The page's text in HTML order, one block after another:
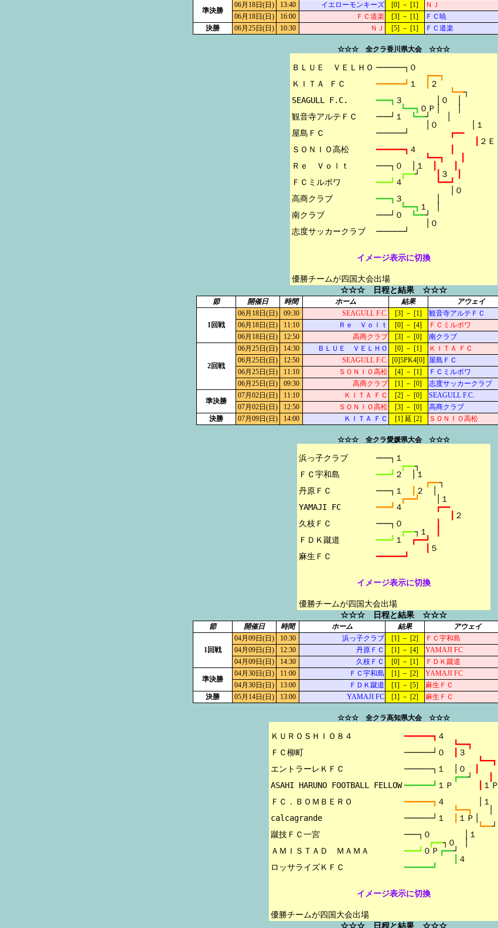
準決勝
06月18日(日) 13:40 イエローモンキーズ [0] － [1] ＮＪ
06月18日(日)
16:00 ＦＣ道楽 [3] － [1] ＦＣ暁
決勝
06月25日(日) 10:30 ＮＪ [5] － [1] ＦＣ道楽
☆☆☆ 全クラ香川県大会 ☆☆☆
ＢＬＵＥ　ＶＥＬＨＯ
ＫＩＴＡ ＦＣ
SEAGULL F.C.
観音寺アルテＦＣ
屋島ＦＣ
ＳＯＮＩＯ高松
Ｒｅ　Ｖｏｌｔ
ＦＣミルポワ
高商クラブ
南クラブ
──────┐０
┏━━┓
━━━━━━┛ １
２
┗━━┐
━━━┓ ３　　　　│０　│
┗━━┓
───┘１
┗━━┘　　│
│０　　　　│１
──────┘
┏━━
２Ｅ
━━━━━━┓ ４
┗━━┓　　┃
───┐０　│１
┃　　┃
┏━━┘ ３
━━━┛ ４
┗━━┛
│０
━━━┓ ３　　　　│
┗━━┓ １　│
───┘０
┗━━┘
│０
──────┘
イメージ表示に切換
優勝チームが四国大会出場
☆☆☆ 日程と結果 ☆☆☆
節 開催日 時間 ホーム 結果 アウェイ
1回戦
06月18日(日) 09:30 SEAGULL F.C. [3] － [1] 観音寺アルテＦＣ
06月18日(日)
11:10 Ｒｅ Ｖｏｌｔ [0] － [4] ＦＣミルポワ
06月18日(日)
12:50 高商クラブ [3] － [0] 南クラブ
2回戦
06月25日(日) 14:30 ＢＬＵＥ ＶＥＬＨＯ [0] － [1] ＫＩＴＡ ＦＣ
06月25日(日)
12:50 SEAGULL F.C. [0]5PK4[0] 屋島ＦＣ
06月25日(日)
11:10 ＳＯＮＩＯ高松 [4] － [1] ＦＣミルポワ
06月25日(日)
09:30 高商クラブ [1] － [0] 志度サッカークラブ
準決勝
07月02日(日) 11:10 ＫＩＴＡ ＦＣ [2] － [0] SEAGULL F.C.
07月02日(日)
12:50 ＳＯＮＩＯ高松 [3] － [0] 高商クラブ
決勝
07月09日(日) 14:00 ＫＩＴＡ ＦＣ [1] 延 [2] ＳＯＮＩＯ高松
☆☆☆ 全クラ愛媛県大会 ☆☆☆
浜っ子クラブ
ＦＣ宇和島
丹原ＦＣ
YAMAJI FC
久枝ＦＣ
ＦＤＫ蹴道
───┐１
┏━━┐
━━━┛ ２　│１
┏━━┐
───┐１
２　│
┏━━┛ │１
━━━┛ ４
┏━━
２
───┐０
┏━━┐１
┃
━━━┛ １
┏━━┛
５
━━━━━━┛
イメージ表示に切換
優勝チームが四国大会出場
☆☆☆ 日程と結果 ☆☆☆
節 開催日 時間 ホーム 結果 アウェイ
1回戦
04月09日(日) 10:30 浜っ子クラブ [1] － [2] ＦＣ宇和島
04月09日(日)
12:30 丹原ＦＣ [1] － [4] YAMAJI FC
04月09日(日)
14:30 久枝ＦＣ [0] － [1] ＦＤＫ蹴道
準決勝
04月30日(日) 11:00 ＦＣ宇和島 [1] － [2] YAMAJI FC
04月30日(日)
13:00 ＦＤＫ蹴道 [1] － [5] 麻生ＦＣ
決勝
05月14日(日) 13:00 YAMAJI FC [1] － [2] 麻生ＦＣ
☆☆☆ 全クラ高知県大会 ☆☆☆
ＫＵＲＯＳＨＩＯ８４
ＦＣ柳町
エントラーレＫＦＣ
ASAHI HARUNO FOOTBALL FELLOW
ＦＣ．ＢＯＭＢＥＲＯ
calcagrande
蹴技ＦＣ一宮
ＡＭＩＳＴＡＤ　ＭＡＭＡ
━━━━━━┓ ４
┗━━┓
──────┘０
３
┗━━┓
──────┐１　│０
┏━━┘
━━━━━━┛ １Ｐ
１Ｐ
━━━━━━┓ ４　　　　│１
┗━━┓
──────┘１
１Ｐ│
┗━━┘
───┐０　　　　│１
┏━━┐０　│
━━━┛ ０Ｐ ┏━━┘
４
━━━━━━┛
イメージ表示に切換
優勝チームが四国大会出場
☆☆☆ 日程と結果 ☆☆☆